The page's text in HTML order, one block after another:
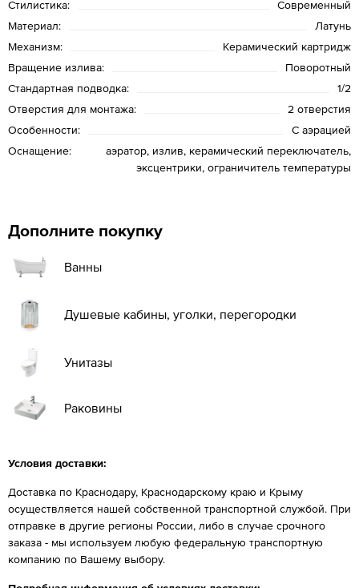
Стилистика:
Современный
Материал:
Латунь
Механизм:
Керамический картридж
Вращение излива:
Поворотный
Стандартная подводка:
1/2
Отверстия для монтажа:
2 отверстия
Особенности:
С аэрацией
Оснащение:
аэратор, излив, керамический переключатель,
эксцентрики, ограничитель температуры
Дополните покупку
Ванны
Душевые кабины, уголки, перегородки
Унитазы
Раковины
Условия доставки:
Доставка по Краснодару, Краснодарскому краю и Крыму
осуществляется нашей собственной транспортной службой. При
отправке в другие регионы России, либо в случае срочного
заказа - мы используем любую федеральную транспортную
компанию по Вашему выбору.